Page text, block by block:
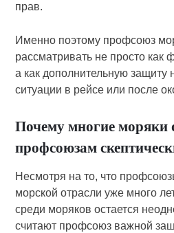
прав.
Именно поэтому профсоюз
рассматривать не просто как
а как дополнительную защиту
ситуации в рейсе или после
Почему многие моряки
профсоюзам
Несмотря на то, что
морской отрасли уже много
среди моряков остается
считают профсоюз важной